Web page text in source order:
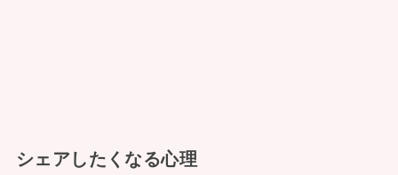
シェアしたくなる心理